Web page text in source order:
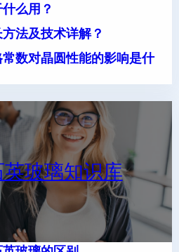
么用？
法及技术详解？
数对晶圆性能的影响是什
玻璃知识库